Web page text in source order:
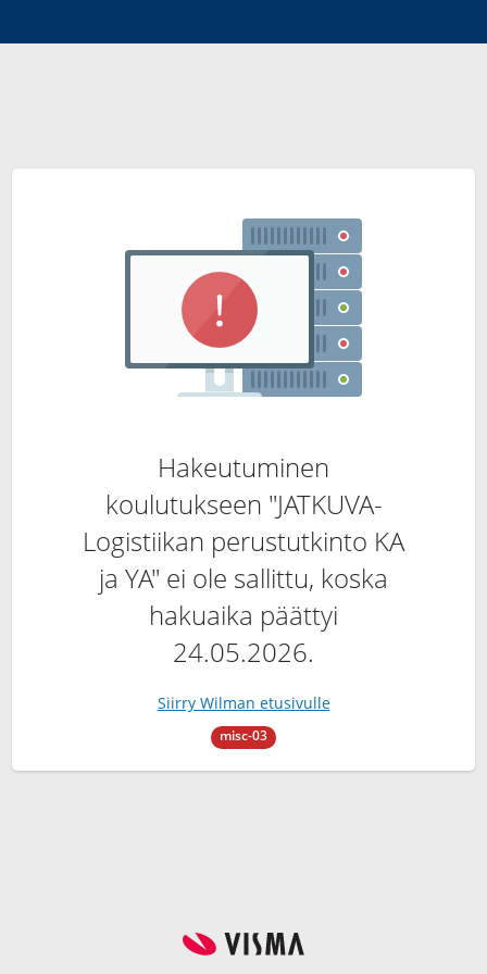
Hakeutuminen
koulutukseen "JATKUVA-
Logistiikan perustutkinto KA
ja YA" ei ole sallittu, koska
hakuaika päättyi
24.05.2026.
Siirry Wilman etusivulle
misc-03